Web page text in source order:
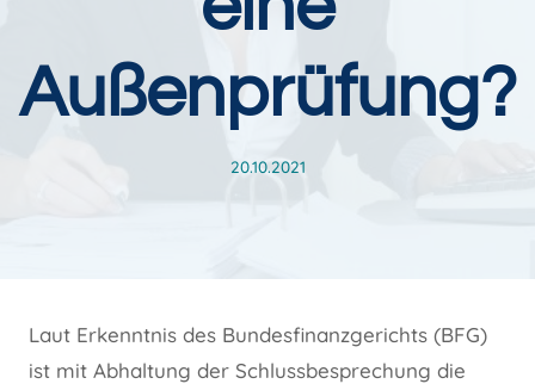
Außenprüfung?
20.10.2021
Laut Erkenntnis des Bundesfinanzgerichts (BFG)
ist mit Abhaltung der Schlussbesprechung die